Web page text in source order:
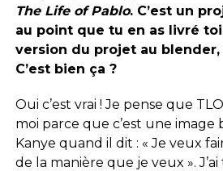
The Life of Pablo. C’est un
au point que tu en as livré
version du projet au blender,
C’est bien ça ?
Oui c’est vrai ! Je pense que
moi parce que c’est une image
Kanye quand il dit : « Je veux
de la manière que je veux ».